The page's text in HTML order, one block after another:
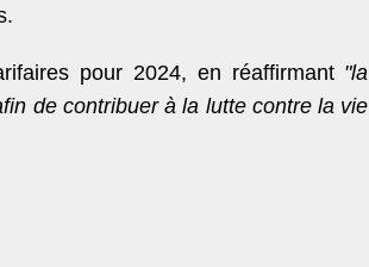
pour 2024, en réaffirmant "la
de contribuer à la lutte contre la vie